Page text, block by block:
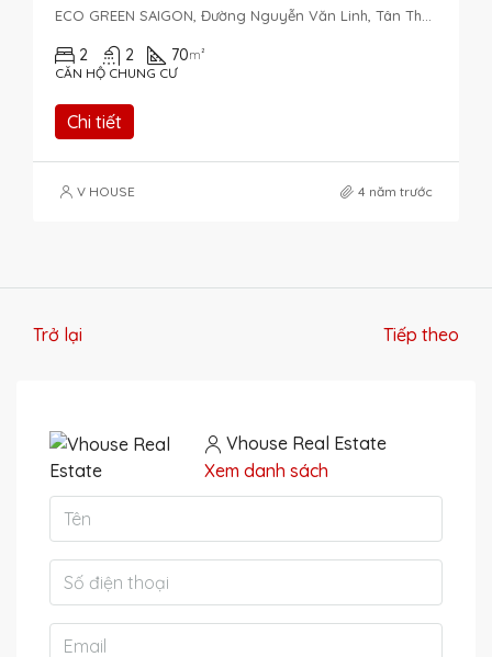
2 2 70m²
CĂN HỘ CHUNG CƯ
Chi tiết
V HOUSE 4 năm trước
Trở lại Tiếp theo
Vhouse Real Estate
Xem danh sách